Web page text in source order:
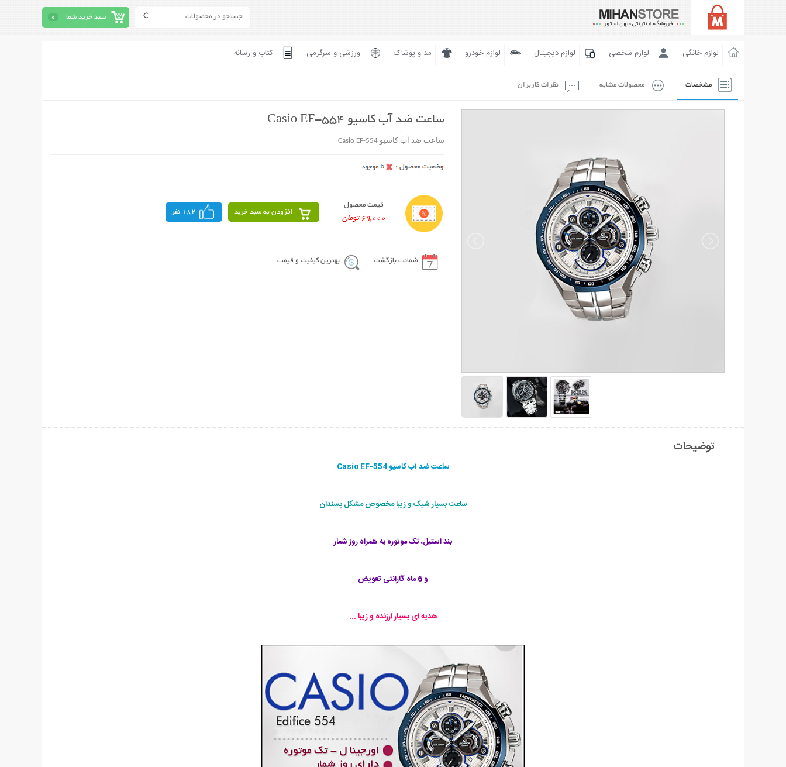
سبد خرید شما 0
لوازم خانگی لوازم شخصی لوازم دیجیتال لوازم خودرو مد و پوشاک ورزشی و سرگرمی کتاب و رسانه
مشخصات محصولات مشابه نظرات کاربران
ساعت ضد آب کاسیو Casio EF-554
ساعت ضد آب کاسیو Casio EF-554
قیمت محصول
69,000 تومان
افزودن به سبد خرید 182 نفر
ضمانت بازگشت بهترین کیفیت و قیمت
توضیحات
ساعت ضد آب کاسیو Casio EF-554
ساعت بسیار شیک و زیبا مخصوص مشکل پسندان
بند استیل، تک موتوره به همراه روز شمار
و 6 ماه گارانتی تعویض
هدیه ای بسیار ارزنده و زیبا ...